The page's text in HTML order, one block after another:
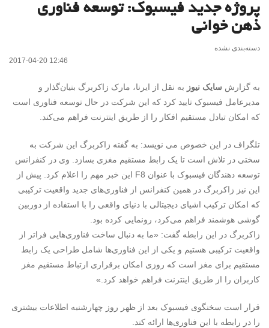
پروژه جدید فیسبوک: توسعه فناوری
ذهن خوانی
دسته‌بندی نشده
2017-04-20 12:46
به گزارش سایک نیوز به نقل از ایرنا، مارک زاکربرگ بنیان‌گذار و
مدیرعامل فیسبوک تایید کرد که این شرکت در حال توسعه فناوری است
که امکان تبادل مستقیم افکار را از طریق اینترنت فراهم می‌کند.
تلگراف در این خصوص می نویسد: به گفته زاکربرگ این شرکت به
سختی در تلاش است تا یک رابط مستقیم مغزی بسازد. وی در کنفرانس
توسعه دهندگان فیسبوک با عنوان F8 این خبر مهم را اعلام کرد. پیش از
این نیز زاکربرگ در همین کنفرانس از فناوری‌های جدید واقعیت ترکیبی
که امکان ترکیب اشیای دیجیتالی با دنیای واقعی را با استفاده از دوربین
گوشی هوشمند فراهم می‌کرد، رونمایی کرده ‌بود.
زاکربرگ در این رابطه گفت: «ما به دنبال ساخت فناوری‌هایی فراتر از
واقعیت ترکیبی هستیم و یکی از این فناوری‌ها شامل طراحی یک رابط
مستقیم برای مغز است که روزی امکان برقراری ارتباط مستقیم مغز
کاربران را از طریق اینترنت فراهم خواهد کرد.»
قرار است سخنگوی فیسبوک بعد از ظهر روز چهارشنبه اطلاعات بیشتری
را در رابطه با این فناوری‌ها ارائه کند.